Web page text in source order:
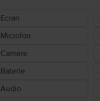
Ecran
Microfon
Camere
Baterie
Audio